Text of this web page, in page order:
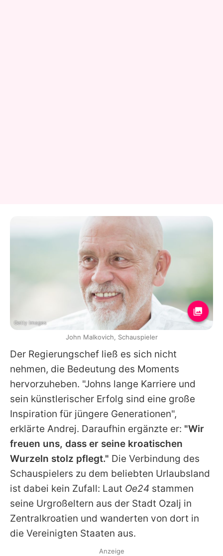
Der Regierungschef ließ es sich nicht
nehmen, die Bedeutung des Moments
hervorzuheben. "Johns lange Karriere und
sein künstlerischer Erfolg sind eine große
Inspiration für jüngere Generationen",
erklärte Andrej. Daraufhin ergänzte er: "Wir
freuen uns, dass er seine kroatischen
Wurzeln stolz pflegt." Die Verbindung des
Schauspielers zu dem beliebten Urlaubsland
ist dabei kein Zufall: Laut Oe24 stammen
seine Urgroßeltern aus der Stadt Ozalj in
Zentralkroatien und wanderten von dort in
die Vereinigten Staaten aus.
Getty Images
John Malkovich, Schauspieler
Anzeige